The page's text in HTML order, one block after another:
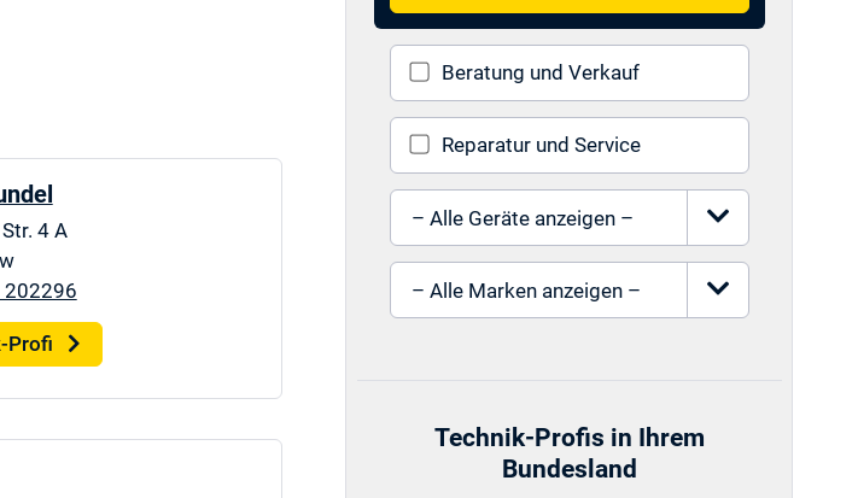
4 A
202296
Profi
Beratung und Verkauf
Reparatur und Service
Gerät auswählen
Marke auswählen
Technik-Profis in Ihrem
Bundesland